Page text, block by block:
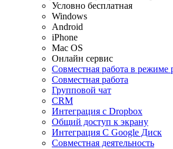
Условно бесплатная
Windows
Android
iPhone
Mac OS
Онлайн сервис
Совместная работа в режиме
Совместная работа
Групповой чат
CRM
Интеграция с Dropbox
Общий доступ к экрану
Интеграция C Google Диск
Совместная деятельность